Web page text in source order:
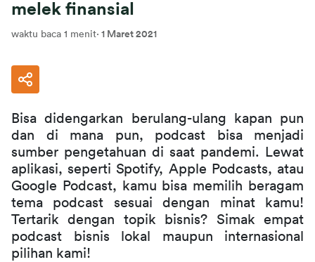
melek finansial
waktu baca 1 menit· 1 Maret 2021
Bisa didengarkan berulang-ulang kapan pun
dan di mana pun, podcast bisa menjadi
sumber pengetahuan di saat pandemi. Lewat
aplikasi, seperti Spotify, Apple Podcasts, atau
Google Podcast, kamu bisa memilih beragam
tema podcast sesuai dengan minat kamu!
Tertarik dengan topik bisnis? Simak empat
podcast bisnis lokal maupun internasional
pilihan kami!